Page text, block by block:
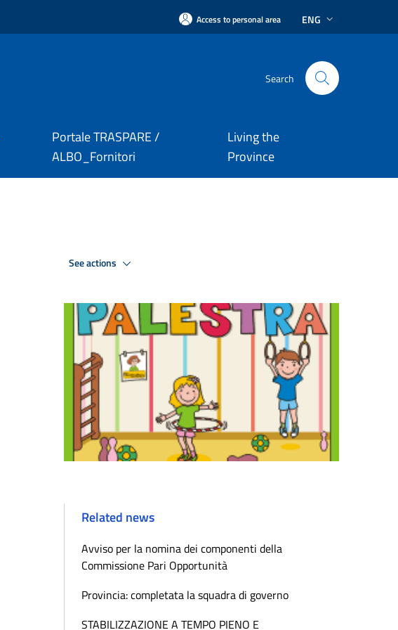
Access to personal area ENG
Search
Portale TRASPARE /
ALBO_Fornitori
Living the
Province
See actions
Related news
Avviso per la nomina dei componenti della
Commissione Pari Opportunità
Provincia: completata la squadra di governo
STABILIZZAZIONE A TEMPO PIENO E